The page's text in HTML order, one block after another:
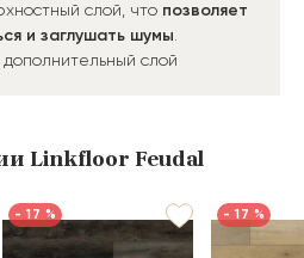
слой, что позволяет
и заглушать шумы
слой
Linkfloor Feudal
- 17 % - 17 %